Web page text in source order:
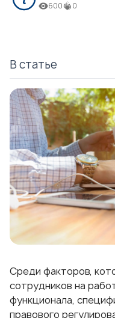
600 0
В статье
Среди факторов,
сотрудников на
функционала,
правового